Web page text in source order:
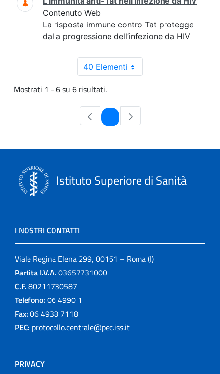
Contenuto Web
La risposta immune contro Tat protegge
dalla progressione dell’infezione da HIV
40 Elementi
Mostrati 1 - 6 su 6 risultati.
Pagina
Istituto Superiore di Sanità
I NOSTRI CONTATTI
Viale Regina Elena 299, 00161 – Roma (I)
Partita I.V.A. 03657731000
C.F. 80211730587
Telefono: 06 4990 1
Fax: 06 4938 7118
PEC: protocollo.centrale@pec.iss.it
PRIVACY